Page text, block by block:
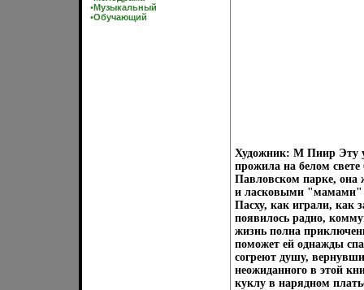
•Музыкальный
•Обучающий
Художник: М Пиир Эту
прожила на белом
Павловском парке, она
и ласковыми "мамами"
Пасху, как играли, как
появилось радио,
жизнь полна
поможет ей однажды
согреют душу,
неожиданного в этой
куклу в нарядном